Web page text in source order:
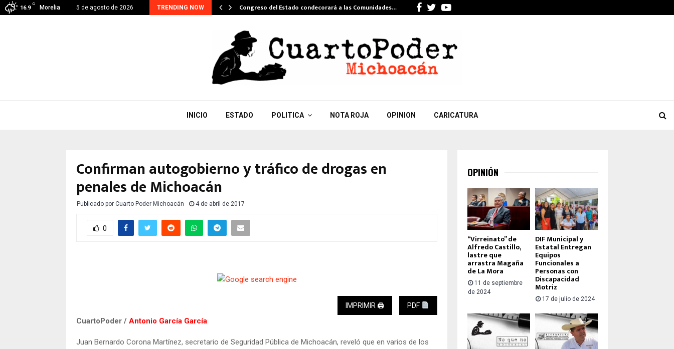
16.9
C
Morelia 5 de agosto de 2026 TRENDING NOW
suma 48 detenidos por extorsión; el… Congreso del Estado condecorará a las Comunidades… Facebook
TwitterYoutube
INICIO ESTADO POLITICA NOTA ROJA OPINION CARICATURA
Confirman autogobierno y tráfico de drogas en
penales de Michoacán
Publicado por Cuarto Poder Michoacán 4 de abril de 2017
0
IMPRIMIR 🖨 PDF
CuartoPoder / Antonio García García
Juan Bernardo Corona Martínez, secretario de Seguridad Pública de Michoacán, reveló que en varios de los
OPINIÓN
“Virreinato” de
Alfredo Castillo,
lastre que
arrastra Magaña
de La Mora
11 de septiembre
de 2024
DIF Municipal y
Estatal Entregan
Equipos
Funcionales a
Personas con
Discapacidad
Motriz
17 de julio de 2024